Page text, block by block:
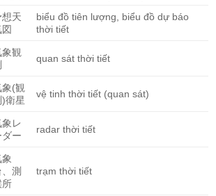
想天
biểu đồ tiên lượng, biểu đồ dự báo
thời tiết
観
quan sát thời tiết
象(観
)衛星
vệ tinh thời tiết (quan sát)
レ
ダー
radar thời tiết
、測
所
trạm thời tiết